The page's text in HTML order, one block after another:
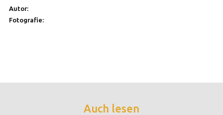
Autor:
Fotografie:
Auch lesen